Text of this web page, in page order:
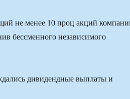
не менее 10 проц акций
бессменного независимого
дивидендные выплаты и